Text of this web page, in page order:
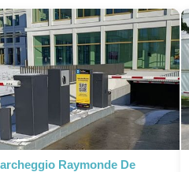
Raymonde De